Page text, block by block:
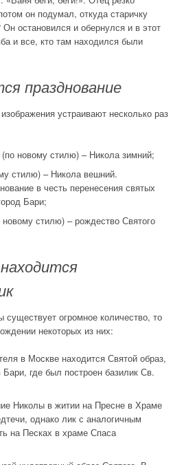
он подумал, откуда старичку
остановился и обернулся и в этот
и все, кто там находился были
празднование
устраивают несколько раз
новому стилю) – Никола зимний;
стилю) – Никола вешний.
в честь перенесения святых
Бари;
стилю) – рождество Святого
существует огромное количество, то
некоторых из них:
в Москве находится Святой образ,
где был построен базилик Св.
Николы в житии на Пресне в Храме
однако лик с аналогичным
на Песках в храме Спаса